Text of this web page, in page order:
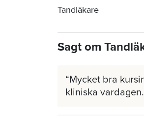
Tandläkare
Sagt om
Mycket bra
kliniska